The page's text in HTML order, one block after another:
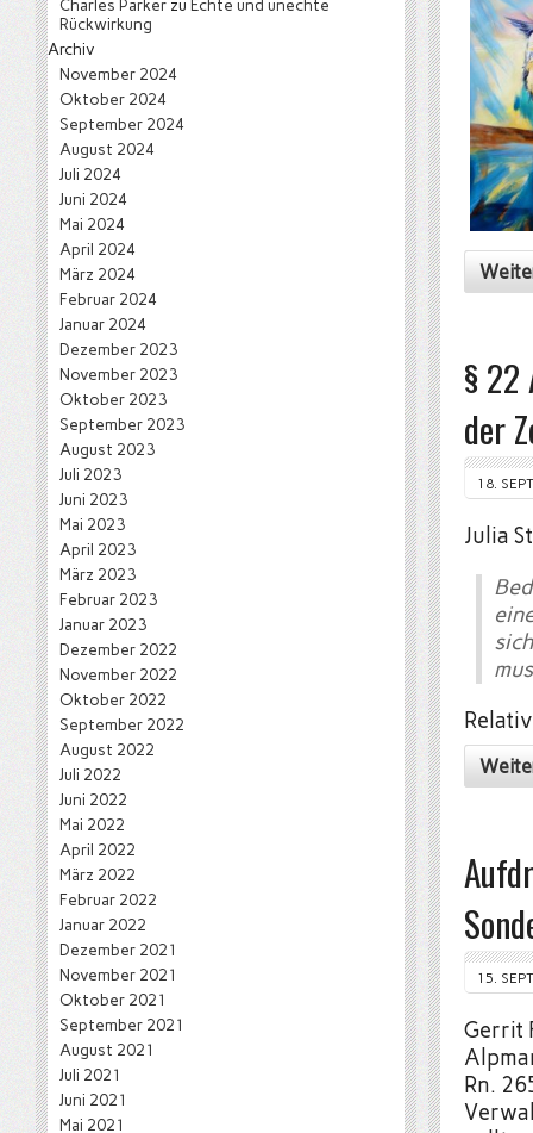
§ 22
der
18.
Julia
15.
Gerrit
Rn.
Charles Parker zu Echte und unechte
Rückwirkung
Archiv
November 2024
Oktober 2024
September 2024
August 2024
Juli 2024
Juni 2024
Mai 2024
April 2024
März 2024
Februar 2024
Januar 2024
Dezember 2023
November 2023
Oktober 2023
September 2023
August 2023
Juli 2023
Juni 2023
Mai 2023
April 2023
März 2023
Februar 2023
Januar 2023
Dezember 2022
November 2022
Oktober 2022
September 2022
August 2022
Juli 2022
Juni 2022
Mai 2022
April 2022
März 2022
Februar 2022
Januar 2022
Dezember 2021
November 2021
Oktober 2021
September 2021
August 2021
Juli 2021
Juni 2021
Mai 2021